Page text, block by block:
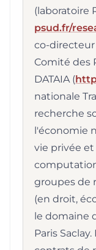
(laboratoire
psud.fr/
co-directeur
Comité des
DATAIA (
nationale
recherche
l'économie
vie privée
groupes de
(en droit,
le domaine
Paris